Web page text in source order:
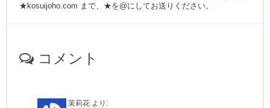
★kosuijoho.com まで、★を@にしてお送りください。
コメント
茉莉花 より: